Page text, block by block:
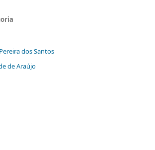
dos Santos
de Araújo